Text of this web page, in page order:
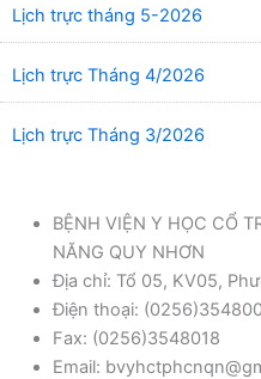
Lịch trực tháng 5-2026
Lịch trực Tháng 4/2026
Lịch trực Tháng 3/2026
BỆNH VIỆN Y HỌC CỔ
NĂNG QUY NHƠN
Địa chỉ: Tổ 05, KV05,
Điện thoại:
Fax: (0256)3548018
Email: